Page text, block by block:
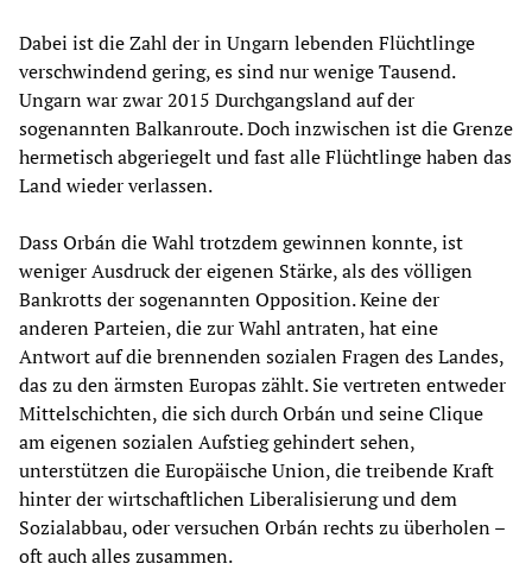
Dabei ist die Zahl der in Ungarn lebenden Flüchtlinge
verschwindend gering, es sind nur wenige Tausend.
Ungarn war zwar 2015 Durchgangsland auf der
sogenannten Balkanroute. Doch inzwischen ist die Grenze
hermetisch abgeriegelt und fast alle Flüchtlinge haben das
Land wieder verlassen.
Dass Orbán die Wahl trotzdem gewinnen konnte, ist
weniger Ausdruck der eigenen Stärke, als des völligen
Bankrotts der sogenannten Opposition. Keine der
anderen Parteien, die zur Wahl antraten, hat eine
Antwort auf die brennenden sozialen Fragen des Landes,
das zu den ärmsten Europas zählt. Sie vertreten entweder
Mittelschichten, die sich durch Orbán und seine Clique
am eigenen sozialen Aufstieg gehindert sehen,
unterstützen die Europäische Union, die treibende Kraft
hinter der wirtschaftlichen Liberalisierung und dem
Sozialabbau, oder versuchen Orbán rechts zu überholen –
oft auch alles zusammen.